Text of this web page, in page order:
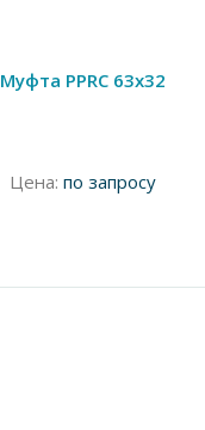
Муфта PPRC 63х32
Цена: по запросу